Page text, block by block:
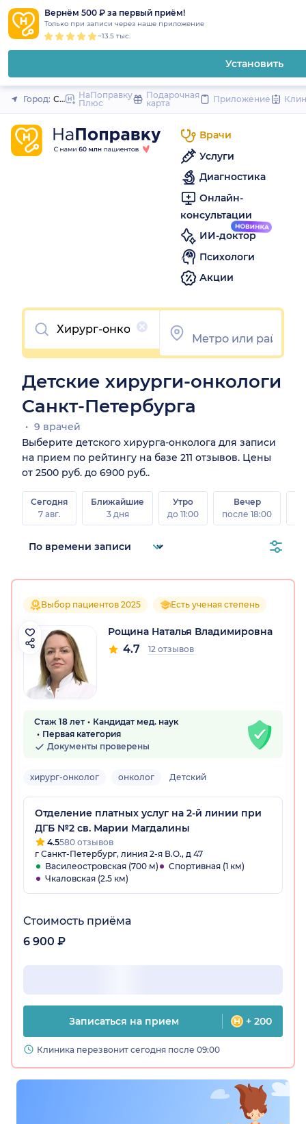
Вернём 500 ₽ за первый приём!
Только при записи через наше приложение
~13.5 тыс.
Установить
Закрыть
Город: Санкт-Петербург
НаПоправку
Плюс
Подарочная
карта
Приложение
Врачи
Услуги
Диагностика
Онлайн-
консультации
ИИ-доктор
Психологи
Акции
Очистить
Детские хирурги-онкологи
Санкт-Петербурга
9 врачей
Выберите детского хирурга-онколога для записи
на прием по рейтингу на базе 211 отзывов. Цены
от 2500 руб. до 6900 руб..
Сегодня
7 авг.
Ближайшие
3 дня
Утро
до 11:00
Вечер
после 18:00
Выбор пациентов 2025 Есть ученая степень
Рощина Наталья Владимировна
4.7 12 отзывов
Стаж 18 лет
Кандидат мед. наук
Первая категория
Документы проверены
хирург-онколог онколог Детский
Отделение платных услуг на 2-й линии при
ДГБ №2 св. Марии Магдалины
4.5580 отзывов
г Санкт-Петербург, линия 2-я В.О., д 47
Василеостровская (700 м)
Спортивная (1 км)
Чкаловская (2.5 км)
Стоимость приёма
6 900 ₽
Записаться на прием + 200
Клиника перезвонит сегодня после 09:00